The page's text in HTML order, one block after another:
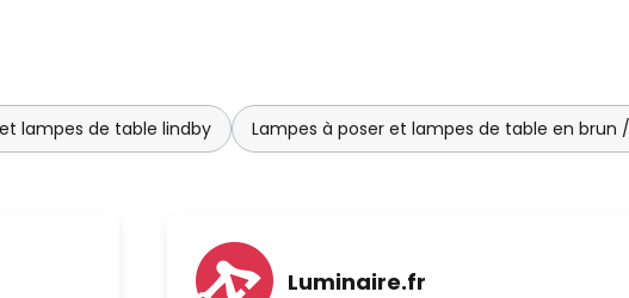
lampes de table lindby Lampes à poser et lampes de table en brun
Luminaire.fr